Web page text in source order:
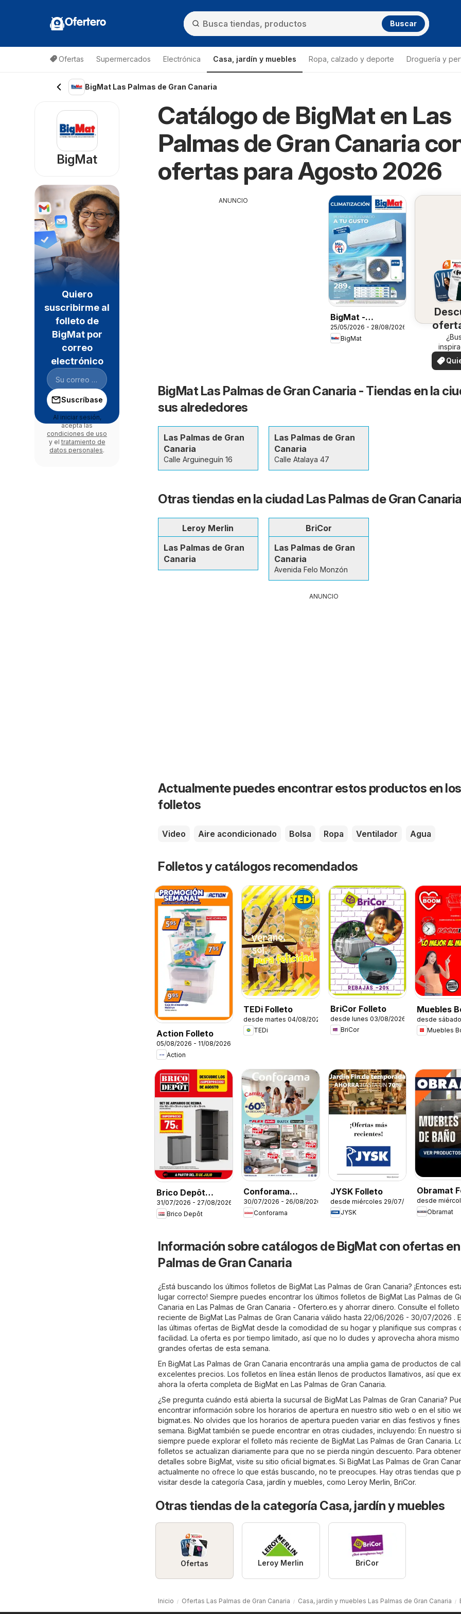
Ofertero Buscar
Ofertas Supermercados Electrónica Casa, jardín y muebles Ropa, calzado y deporte Droguería y
BigMat Las Palmas de Gran Canaria
Catálogo de BigMat en Las
Palmas de Gran Canaria
ofertas para Agosto 2026
ANUNCIO
BigMat -
Climatización
2026
25/05/2026 - 28/08/2026
BigMat
su
¡Vea
en su
ver
BigMat Las Palmas de Gran Canaria - Tiendas en la
sus alrededores
Las Palmas de Gran
Canaria
Calle Arguineguín 16
Las Palmas de Gran
Canaria
Calle Atalaya 47
Otras tiendas en la ciudad Las Palmas de Gran
Leroy Merlin
Las Palmas de Gran
Canaria
BriCor
Las Palmas de Gran
Canaria
Avenida Felo Monzón
ANUNCIO
Actualmente puedes encontrar estos productos en los
folletos
Video Aire acondicionado Bolsa Ropa Ventilador Agua
Folletos y catálogos recomendados
Action Folleto
05/08/2026 - 11/08/2026
Action
TEDi Folleto
desde martes 04/08/2026
TEDi
BriCor Folleto
desde lunes 03/08/2026
BriCor
Muebles
Folleto
desde
Muebles
Brico Depôt
Folleto
31/07/2026 - 27/08/2026
Brico Depôt
Conforama
Folleto
30/07/2026 - 26/08/2026
Conforama
JYSK Folleto
desde miércoles 29/07/2026
JYSK
Obramat
Muebles
desde
Obramat
Información sobre catálogos de BigMat con ofertas
Palmas de Gran Canaria
¿Está buscando los últimos folletos de BigMat Las Palmas de Gran Canaria? ¡Entonces
lugar correcto! Siempre puedes encontrar los últimos folletos de BigMat Las Palmas de
Canaria en Las Palmas de Gran Canaria - Ofertero.es y ahorrar dinero. Consulte el folleto
reciente de BigMat Las Palmas de Gran Canaria válido hasta 22/06/2026 - 30/07/2026 .
las últimas ofertas de BigMat desde la comodidad de su hogar y planifique sus compras
facilidad. La oferta es por tiempo limitado, así que no lo dudes y aprovecha ahora mismo
grandes ofertas de esta semana.
En BigMat Las Palmas de Gran Canaria encontrarás una amplia gama de productos de
excelentes precios. Los folletos en línea están llenos de productos llamativos, así que
ahora la oferta completa de BigMat en Las Palmas de Gran Canaria.
¿Se pregunta cuándo está abierta la sucursal de BigMat Las Palmas de Gran Canaria?
encontrar información sobre los horarios de apertura en nuestro sitio web o en el sitio
bigmat.es. No olvides que los horarios de apertura pueden variar en días festivos y
semana. BigMat también se puede encontrar en otras ciudades, incluyendo: En nuestro
siempre puede explorar el folleto más reciente de BigMat Las Palmas de Gran Canaria.
folletos se actualizan diariamente para que no se pierda ningún descuento. Para
detalles sobre BigMat, visite su sitio oficial bigmat.es. Si BigMat Las Palmas de Gran
actualmente no ofrece lo que estás buscando, no te preocupes. Hay otras tiendas que
visitar desde la categoría Casa, jardín y muebles , como Leroy Merlin BriCor.
Otras tiendas de la categoría Casa, jardín y muebles
Ofertas Leroy Merlin BriCor
Inicio Ofertas Las Palmas de Gran Canaria Casa, jardín y muebles Las Palmas de Gran Canaria
BigMat
Quiero
suscribirme al
folleto de
BigMat por
correo
electrónico
Suscríbase
Al iniciar sesión,
acepta las
condiciones de uso
y el tratamiento de
datos personales.